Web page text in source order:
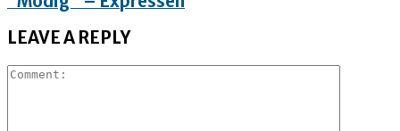
LEAVE A REPLY